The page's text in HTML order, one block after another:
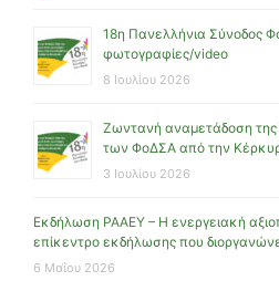
18η Πανελλήνια Σύνοδος
φωτογραφίες/video
8 Ιουλίου 2026
Ζωντανή αναμετάδοση της
των ΦοΔΣΑ από την
3 Ιουλίου 2026
Εκδήλωση ΡΑΑΕΥ – Η ενεργειακή
επίκεντρο εκδήλωσης που
6 Μαΐου 2026